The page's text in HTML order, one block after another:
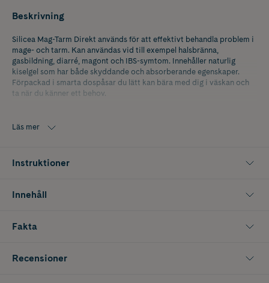
Beskrivning
Silicea Mag-Tarm Direkt används för att effektivt behandla problem i
mage- och tarm. Kan användas vid till exempel halsbränna,
gasbildning, diarré, magont och IBS-symtom. Innehåller naturlig
kiselgel som har både skyddande och absorberande egenskaper.
Förpackad i smarta dospåsar du lätt kan bära med dig i väskan och
ta när du känner ett behov.
preparat och läkemedel, men med minst 2 timmars mellanrum på
Silicea Mag-Tarm Direkt är 100% vegansk och godkänd av Djurens
Läs mer
Instruktioner
Innehåll
Fakta
Recensioner